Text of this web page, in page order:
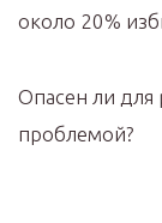
около 20%
Опасен ли для
проблемой?